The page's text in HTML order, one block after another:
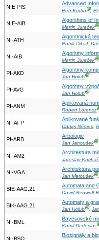
NIE-PIS
Advanced
Petr KrohaⒼ,
NIE-AIB
Algorithms of
Martin JurečekⒼ,
NI-ATH
Algoritmická
Patrik Drbal,
NI-AIB
Algoritmy
Martin JurečekⒼ,
PI-AKD
Algoritmy
Jan HolubⒼ
PI-AVG
Algoritmy
Jan HolubⒼ
PI-ANM
Aplikovaná
Róbert Lórencz
NI-AFP
Aplikované
Daniel Němec,
PI-ARB
Arbologie
Jan JanoušekⒼ
NI-AM2
Architektura
Jaroslav Kuchař,
NI-VGA
Architektura
Jan MatoušekⒼ,
BIE-AAG.21
Automata and
David Beowulf
BIK-AAG.21
Automaty a
Jan HolubⒼ,
NI-BML
Bayesovské
Kamil Dedecius
NI-BSO
Biosignály a